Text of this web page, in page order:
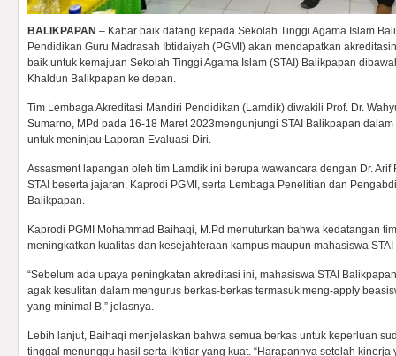
BALIKPAPAN – Kabar baik datang kepada Sekolah Tinggi Agama Islam
Pendidikan Guru Madrasah Ibtidaiyah (PGMI) akan mendapatkan
baik untuk kemajuan Sekolah Tinggi Agama Islam (STAI) Balikpapan
Khaldun Balikpapan ke depan.
Tim Lembaga Akreditasi Mandiri Pendidikan (Lamdik) diwakili Prof. Dr.
Sumarno, MPd pada 16-18 Maret 2023mengunjungi STAI Balikpapan
untuk meninjau Laporan Evaluasi Diri.
Assasment lapangan oleh tim Lamdik ini berupa wawancara dengan Dr. Arif
STAI beserta jajaran, Kaprodi PGMI, serta Lembaga Penelitian dan
Balikpapan.
Kaprodi PGMI Mohammad Baihaqi, M.Pd menuturkan bahwa kedatangan
meningkatkan kualitas dan kesejahteraan kampus maupun mahasiswa
“Sebelum ada upaya peningkatan akreditasi ini, mahasiswa STAI
agak kesulitan dalam mengurus berkas-berkas termasuk meng-apply
yang minimal B,” jelasnya.
Lebih lanjut, Baihaqi menjelaskan bahwa semua berkas untuk keperluan
tinggal menunggu hasil serta ikhtiar yang kuat. “Harapannya setelah kinerja